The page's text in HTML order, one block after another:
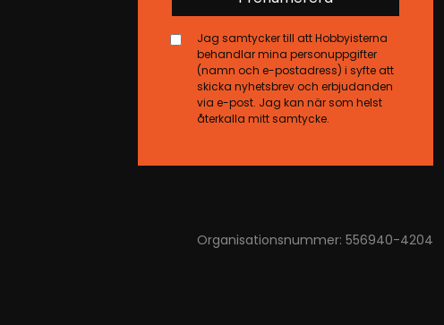
Jag samtycker till att Hobbyisterna
behandlar mina personuppgifter
(namn och e-postadress) i syfte att
skicka nyhetsbrev och erbjudanden
via e-post. Jag kan när som helst
återkalla mitt samtycke.
Organisationsnummer: 556940-4204